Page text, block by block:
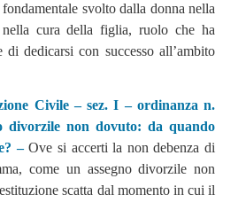
svolto dalla donna nella
cura della figlia, ruolo che ha
di dedicarsi con successo all’ambito
Civile – sez. I – ordinanza n.
divorzile non dovuto: da quando
–Ove si accerti la non debenza di
come un assegno divorzile non
scatta dal momento in cui il